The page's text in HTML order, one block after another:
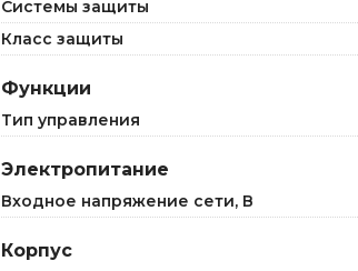
Системы защиты
Класс защиты
Функции
Тип управления
Электропитание
Входное напряжение сети, В
Корпус